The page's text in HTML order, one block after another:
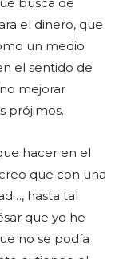
busca de
el dinero, que
un medio
el sentido de
mejorar
prójimos.
hacer en el
que con una
hasta tal
que yo he
no se podía